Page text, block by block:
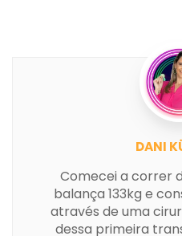
DANI
Comecei a correr
balança 133kg e
através de uma
dessa primeira